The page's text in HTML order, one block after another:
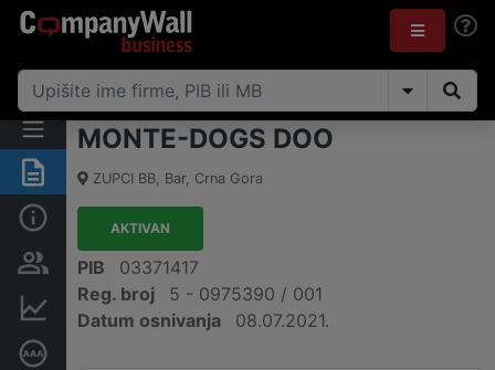
Sažetak
Osobe i vlasništvo
Finansijski podaci
MONTE-DOGS DOO
ZUPCI BB, Bar, Crna Gora
AKTIVAN
PIB
03371417
Reg. broj
5 - 0975390 / 001
Datum osnivanja
08.07.2021.